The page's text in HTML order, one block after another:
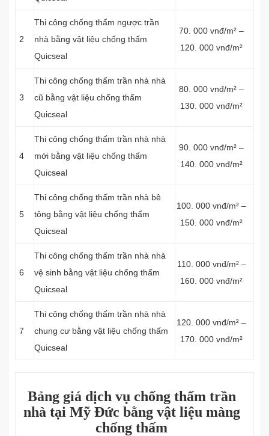
2
Thi công chống thấm ngược trần
nhà bằng vật liệu chống thấm
Quicseal
70. 000 vnđ/m² –
120. 000 vnđ/m²
3
Thi công chống thấm trần nhà nhà
cũ bằng vật liệu chống thấm
Quicseal
80. 000 vnđ/m² –
130. 000 vnđ/m²
4
Thi công chống thấm trần nhà nhà
mới bằng vật liệu chống thấm
Quicseal
90. 000 vnđ/m² –
140. 000 vnđ/m²
5
Thi công chống thấm trần nhà bê
tông bằng vật liệu chống thấm
Quicseal
100. 000 vnđ/m² –
150. 000 vnđ/m²
6
Thi công chống thấm trần nhà nhà
vệ sinh bằng vật liệu chống thấm
Quicseal
110. 000 vnđ/m² –
160. 000 vnđ/m²
7
Thi công chống thấm trần nhà nhà
chung cư bằng vật liệu chống thấm
Quicseal
120. 000 vnđ/m² –
170. 000 vnđ/m²
Bảng giá dịch vụ chống thấm trần
nhà tại Mỹ Đức bằng vật liệu màng
chống thấm